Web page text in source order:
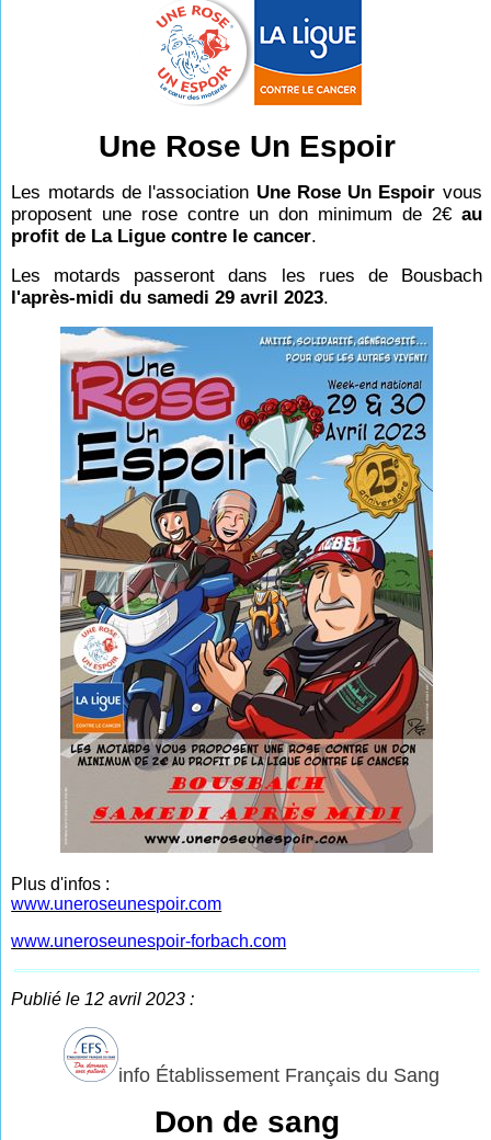
Une Rose Un Espoir
Les motards de l'association Une Rose Un Espoir vous
proposent une rose contre un don minimum de 2€ au
profit de La Ligue contre le cancer.
Les motards passeront dans les rues de Bousbach
l'après-midi du samedi 29 avril 2023.
Plus d'infos :
www.uneroseunespoir.com
www.uneroseunespoir-forbach.com
Publié le 12 avril 2023 :
info Établissement Français du Sang
Don de sang